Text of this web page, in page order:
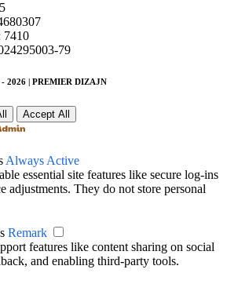
7410
79
2026 | PREMIER DIZAJN
Accept All
Always Active
essential site features like secure log-ins
adjustments. They do not store personal
Remark
features like content sharing on social
and enabling third-party tools.